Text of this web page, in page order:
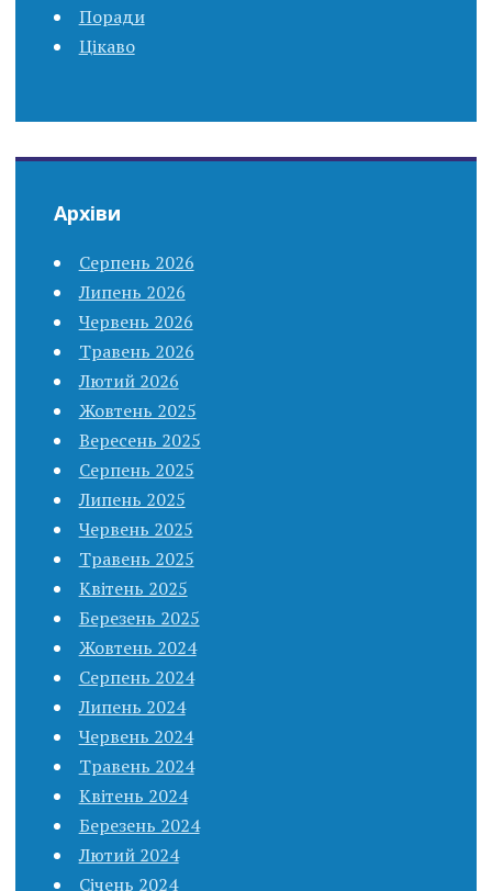
Поради
Цікаво
Архіви
Серпень 2026
Липень 2026
Червень 2026
Травень 2026
Лютий 2026
Жовтень 2025
Вересень 2025
Серпень 2025
Липень 2025
Червень 2025
Травень 2025
Квітень 2025
Березень 2025
Жовтень 2024
Серпень 2024
Липень 2024
Червень 2024
Травень 2024
Квітень 2024
Березень 2024
Лютий 2024
Січень 2024